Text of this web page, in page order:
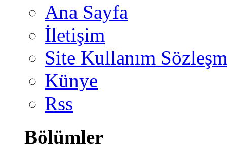
Ana Sayfa
İletişim
Site Kullanım
Künye
Rss
Bölümler